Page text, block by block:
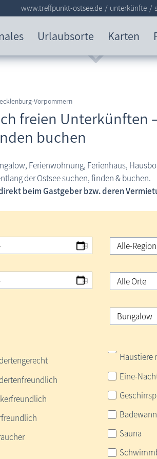
Urlaubsorte Karten
www.treffpunkt-ostsee.de unterkünfte
Vorpommern
freien Unterkünften
buchen
Ferienwohnung, Ferienhaus,
der Ostsee suchen, finden & buchen.
beim Gastgeber bzw. deren
Haustiere
Eine-
Sauna